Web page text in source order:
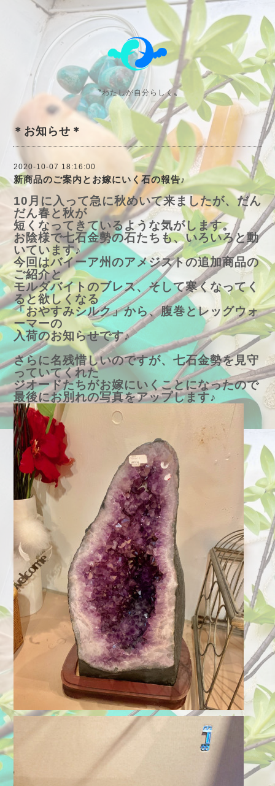
〝わたしが自分らしく〟
＊お知らせ＊
2020-10-07 18:16:00
新商品のご案内とお嫁にいく石の報告♪
10月に入って急に秋めいて来ましたが、だん
だん春と秋が
短くなってきているような気がします。
お陰様で七石金勢の石たちも、いろいろと動
いています♪
今回はバイーア州のアメジストの追加商品の
ご紹介と
モルダバイトのブレス、そして寒くなってく
ると欲しくなる
「おやすみシルク」から、腹巻とレッグウォ
ーマーの
入荷のお知らせです♪
さらに名残惜しいのですが、七石金勢を見守
っていてくれた
ジオードたちがお嫁にいくことになったので
最後にお別れの写真をアップします♪